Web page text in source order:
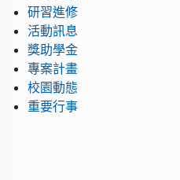
研習進修
活動訊息
獎助學金
專案計畫
校園動態
重要行事